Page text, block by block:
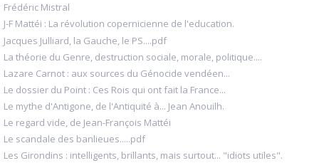
Frédéric Mistral
J-F Mattéi : La révolution copernicienne de l'education.
Jacques Julliard, la Gauche, le PS....pdf
La théorie du Genre, destruction sociale, morale, politique....
Lazare Carnot : aux sources du Génocide vendéen...
Le dossier du Point : Ces Rois qui ont fait la France...
Le mythe d'Antigone, de l'Antiquité à... Jean Anouilh.
Le regard vide, de Jean-François Mattéi
Le scandale des banlieues.....pdf
Les Girondins : intelligents, brillants, mais surtout... "idiots utiles".